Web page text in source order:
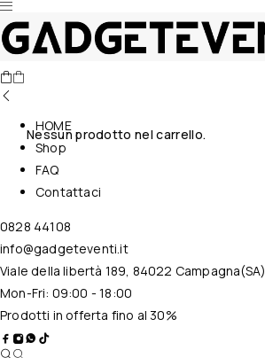
Nessun prodotto nel carrello.
HOME
Shop
FAQ
Contattaci
0828 44108
info@gadgeteventi.it
Viale della libertà 189, 84022 Campagna(SA)
Mon-Fri: 09:00 - 18:00
Prodotti in offerta fino al 30%